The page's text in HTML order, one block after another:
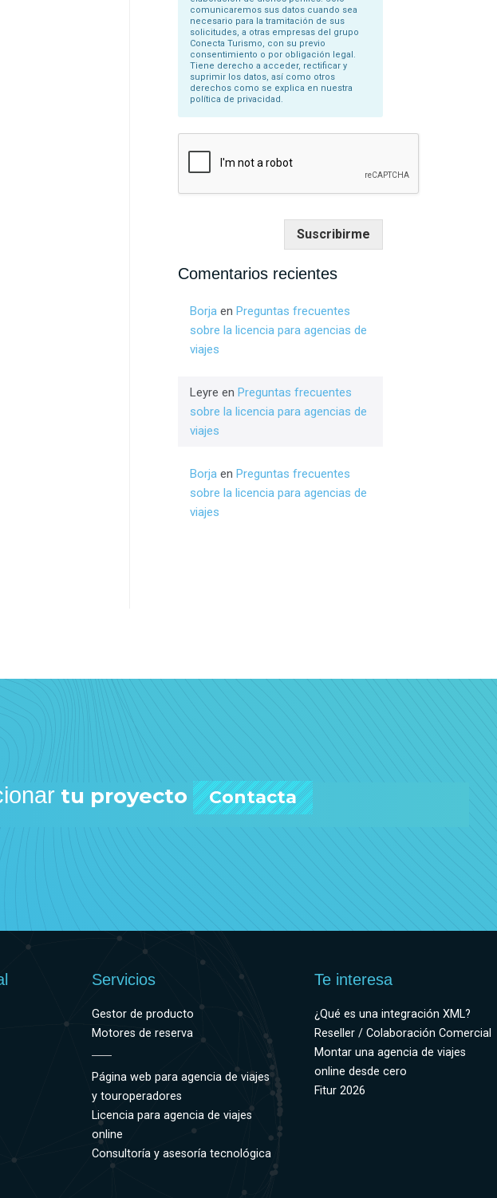
comunicaremos sus datos cuando sea
necesario para la tramitación de sus
solicitudes, a otras empresas del grupo
Conecta Turismo, con su previo
consentimiento o por obligación legal.
Tiene derecho a acceder, rectificar y
suprimir los datos, así como otros
derechos como se explica en nuestra
política de privacidad.
Suscribirme
Comentarios recientes
Borja en Preguntas frecuentes
sobre la licencia para agencias de
viajes
Leyre en Preguntas frecuentes
sobre la licencia para agencias de
viajes
Borja en Preguntas frecuentes
sobre la licencia para agencias de
viajes
tu proyecto Contacta
Servicios
Gestor de producto
Motores de reserva
Página web para agencia de viajes
y touroperadores
Licencia para agencia de viajes
online
Consultoría y asesoría tecnológica
Te interesa
¿Qué es una integración XML?
Reseller / Colaboración Comercial
Montar una agencia de viajes
online desde cero
Fitur 2026